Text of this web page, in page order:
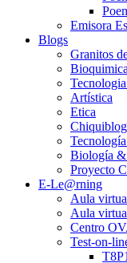
Emisora
Blogs
Granitos
Bioquimica
Artística
Etica
Biología &
Proyecto
E-Le@rning
Aula
Aula
Centro
Test-on-
T8P1